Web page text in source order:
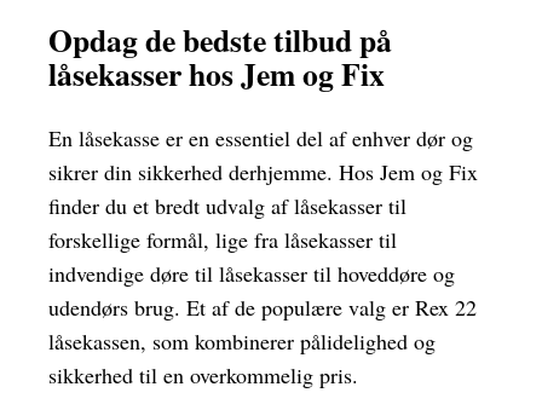
Opdag de bedste tilbud på
låsekasser hos Jem og Fix
En låsekasse er en essentiel del af enhver dør og
sikrer din sikkerhed derhjemme. Hos Jem og Fix
finder du et bredt udvalg af låsekasser til
forskellige formål, lige fra låsekasser til
indvendige døre til låsekasser til hoveddøre og
udendørs brug. Et af de populære valg er Rex 22
låsekassen, som kombinerer pålidelighed og
sikkerhed til en overkommelig pris.